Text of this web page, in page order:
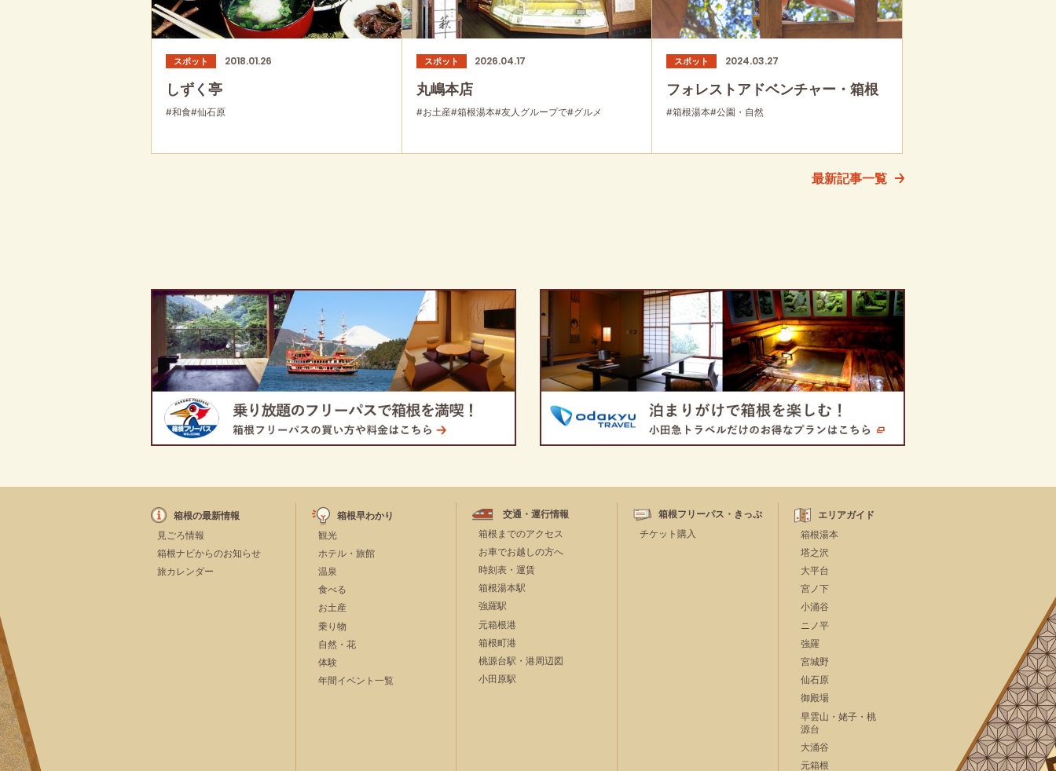
スポット 2018.01.26
しずく亭
#和食#仙石原
スポット 2026.04.17
丸嶋本店
#お土産#箱根湯本#友人グループで#グルメ
スポット 2024.03.27
フォレストアドベンチャー・箱根
#箱根湯本#公園・自然
最新記事一覧
箱根の最新情報
見ごろ情報
箱根ナビからのお知らせ
旅カレンダー
箱根早わかり
観光
ホテル・旅館
温泉
食べる
お土産
乗り物
自然・花
体験
年間イベント一覧
交通・運行情報
箱根までのアクセス
お車でお越しの方へ
時刻表・運賃
箱根湯本駅
強羅駅
元箱根港
箱根町港
桃源台駅・港周辺図
小田原駅
箱根フリーパス・きっぷ
チケット購入
エリアガイド
箱根湯本
塔之沢
大平台
宮ノ下
小涌谷
ニノ平
強羅
宮城野
仙石原
御殿場
早雲山・姥子・桃
源台
大涌谷
元箱根